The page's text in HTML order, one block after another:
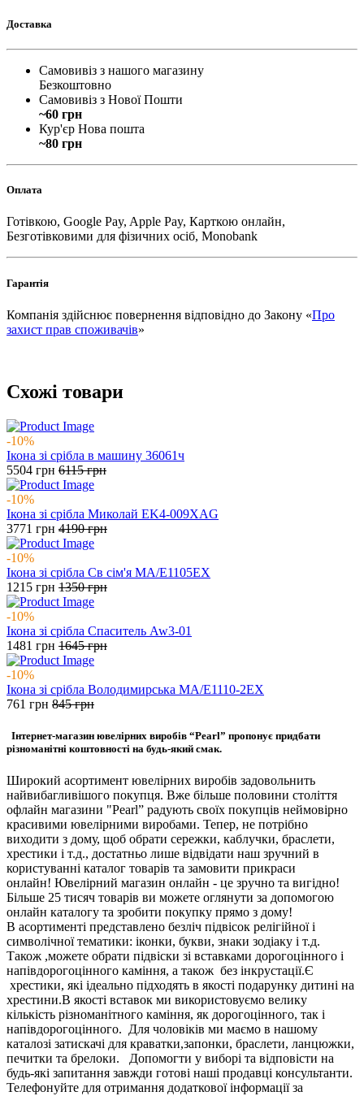
Доставка
Самовивіз з нашого магазину
Безкоштовно
Самовивіз з Нової Пошти
~60 грн
Кур'єр Нова пошта
~80 грн
Оплата
Готівкою, Google Pay, Apple Pay, Карткою онлайн,
Безготівковими для фізичних осіб, Monobank
Гарантія
Компанія здійснює повернення відповідно до Закону «Про
захист прав споживачів»
Схожі товари
-10%
Ікона зі срібла в машину 36061ч
5504 грн 6115грн
-10%
Ікона зі срібла Миколай EK4-009XAG
3771 грн 4190грн
-10%
Ікона зі срібла Св сім'я MA/E1105EX
1215 грн 1350грн
-10%
Ікона зі срібла Спаситель Aw3-01
1481 грн 1645грн
-10%
Ікона зі срібла Володимирська MA/E1110-2EX
761 грн 845грн
Інтернет-магазин ювелірних виробів “Pearl” пропонує придбати
різноманітні коштовності на будь-який смак.
Широкий асортимент ювелірних виробів задовольнить
найвибагливішого покупця. Вже більше половини століття
офлайн магазини "Pearl” радують своїх покупців неймовірно
красивими ювелірними виробами. Тепер, не потрібно
виходити з дому, щоб обрати сережки, каблучки, браслети,
хрестики і т.д., достатньо лише відвідати наш зручний в
користуванні каталог товарів та замовити прикраси
онлайн! Ювелірний магазин онлайн - це зручно та вигідно!
Більше 25 тисяч товарів ви можете оглянути за допомогою
онлайн каталогу та зробити покупку прямо з дому!
В асортименті представлено безліч підвісок релігійної і
символічної тематики: іконки, букви, знаки зодіаку і т.д.
Також ,можете обрати підвіски зі вставками дорогоцінного і
напівдорогоцінного каміння, а також без інкрустації.Є
хрестики, які ідеально підходять в якості подарунку дитині на
хрестини.В якості вставок ми використовуємо велику
кількість різноманітного каміння, як дорогоцінного, так і
напівдорогоцінного. Для чоловіків ми маємо в нашому
каталозі затискачі для краватки,запонки, браслети, ланцюжки,
печитки та брелоки. Допомогти у виборі та відповісти на
будь-які запитання завжди готові наші продавці консультанти.
Телефонуйте для отримання додаткової інформації за